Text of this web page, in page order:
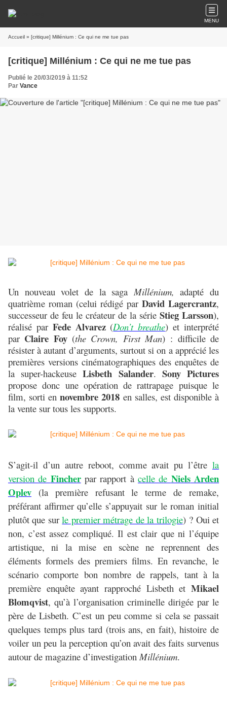
MENU
Accueil » [critique] Millénium : Ce qui ne me tue pas
[critique] Millénium : Ce qui ne me tue pas
Publié le 20/03/2019 à 11:52
Par Vance
Un nouveau volet de la saga Millénium,adapté du
quatrième roman (celui rédigé par David Lagercrantz,
successeur de feu le créateur de la série Stieg Larsson),
réalisé par Fede Alvarez(Don’t breathe) et interprété
par Claire Foy(the Crown, First Man) : difficile de
résister à autant d’arguments, surtout si on a apprécié les
premières versions cinématographiques des enquêtes de
la super-hackeuseLisbeth Salander. Sony Pictures
propose donc une opération de rattrapage puisque le
film, sorti ennovembre 2018 en salles, est disponible à
la vente sur tous les supports.
S’agit-il d’un autre reboot, comme avait pu l’être la
version de Fincherpar rapport àcelle de Niels Arden
Oplev (la première refusant le terme de remake,
préférant affirmer qu’elle s’appuyait sur le roman initial
plutôt que surle premier métrage de la trilogie) ? Oui et
non, c’est assez compliqué. Il est clair que ni l’équipe
artistique, ni la mise en scène ne reprennent des
éléments formels des premiers films. En revanche, le
scénario comporte bon nombre de rappels, tant à la
première enquête ayant rapproché Lisbeth et Mikael
Blomqvist, qu’à l’organisation criminelle dirigée par le
père de Lisbeth. C’est un peu comme si cela se passait
quelques temps plus tard (trois ans, en fait), histoire de
voiler un peu la perception qu’on avait des faits survenus
autour de magazine d’investigation Millénium.